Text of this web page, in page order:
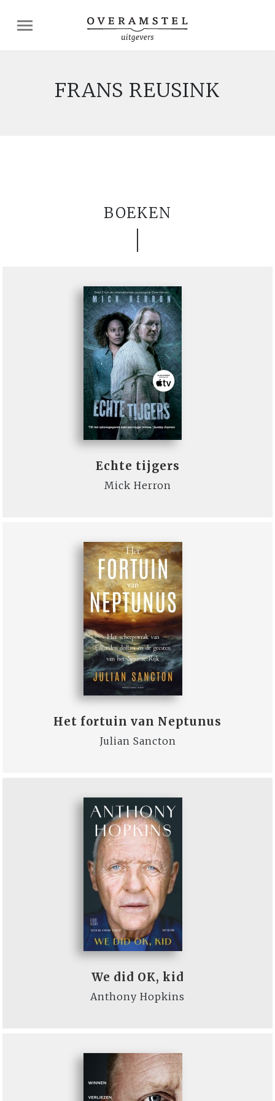
FRANS REUSINK
BOEKEN
Echte tijgers
Mick Herron
Het fortuin van Neptunus
Julian Sancton
We did OK, kid
Anthony Hopkins